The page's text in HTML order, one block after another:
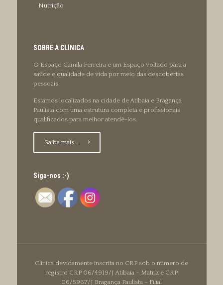
Nutrição
SOBRE A CLÍNICA
O Espaço Camila Ferreira é um Espaço voltado para a
saúde e qualidade de vida por meio das descobertas
pessoais.
Estamos localizados na cidade de Atibaia e Bragança
Paulista com uma estrutura completa e profissionais
qualificados para melhor atendê-los.
Saiba mais...
Siga-nos :-)
Clinica devidamente inscrita no CRP sob o número de
registro CRP 06/4919/J Atibaia – Matriz e CRP
06/5967/J Bragança Paulista – Filial